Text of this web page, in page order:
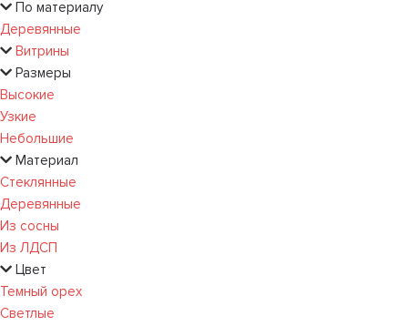
По материалу
Деревянные
Витрины
Размеры
Высокие
Узкие
Небольшие
Материал
Стеклянные
Деревянные
Из сосны
Из ЛДСП
Цвет
Темный орех
Светлые